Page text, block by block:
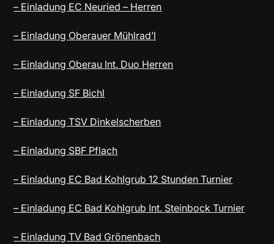
– Einladung EC Neuried – Herren
– Einladung Oberauer Mühlrad’l
– Einladung Oberau Int. Duo Herren
– Einladung SF Bichl
– Einladung TSV Dinkelscherben
– Einladung SBF Pflach
– Einladung EC Bad Kohlgrub 12 Stunden Turnier
– Einladung EC Bad Kohlgrub Int. Steinbock Turnier
– Einladung TV Bad Grönenbach